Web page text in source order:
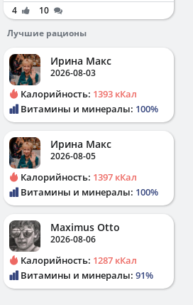
4
10
Лучшие рационы
Ирина Макс
2026-08-03
Калорийность: 1393 кКал
Витамины и минералы: 100%
Ирина Макс
2026-08-05
Калорийность: 1397 кКал
Витамины и минералы: 100%
Maximus Otto
2026-08-06
Калорийность: 1287 кКал
Витамины и минералы: 91%